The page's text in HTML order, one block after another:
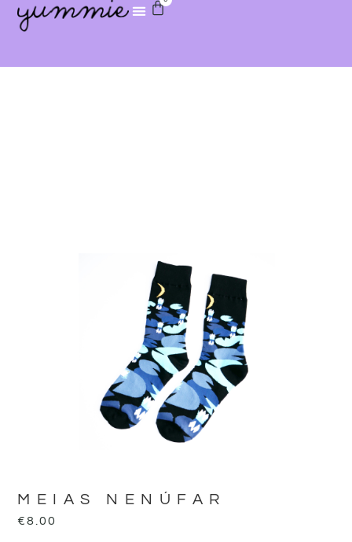
MEIAS NENÚFAR
€8.00